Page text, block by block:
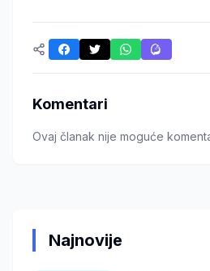
Komentari
Ovaj članak nije moguće
Najnovije